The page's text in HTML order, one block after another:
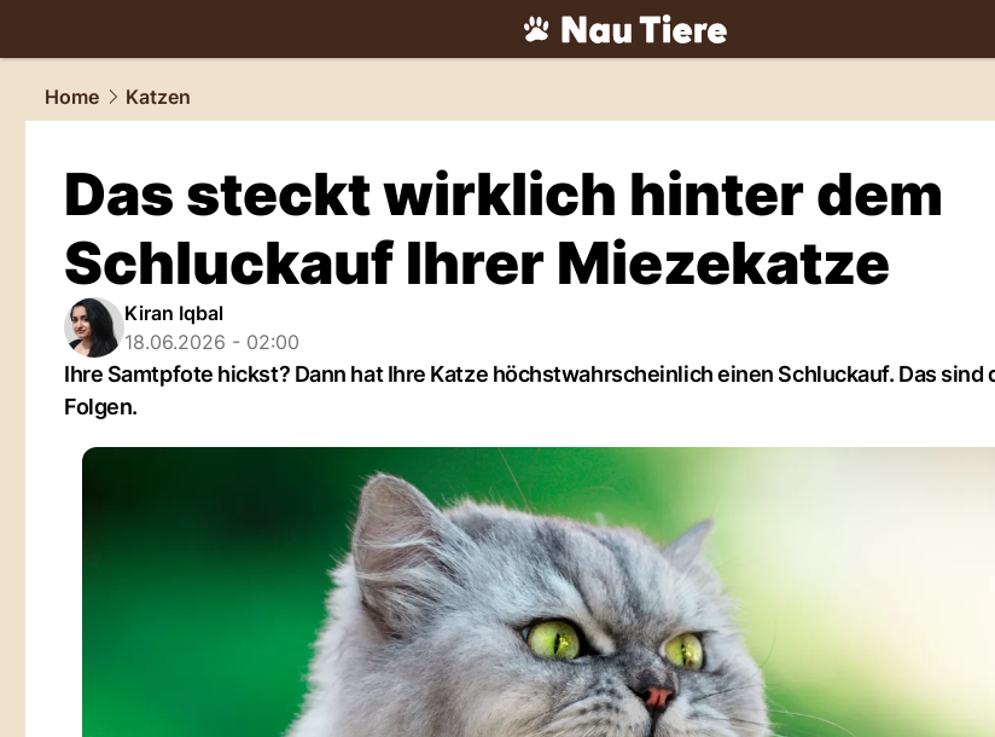
tiere.NAU.ch
Home
Katzen
Das steckt wirklich hinter dem
Schluckauf Ihrer Miezekatze
Kiran Iqbal
18.06.2026 - 02:00
Ihre Samtpfote hickst? Dann hat Ihre Katze höchstwahrscheinlich einen Schluckauf. Das sind
Folgen.